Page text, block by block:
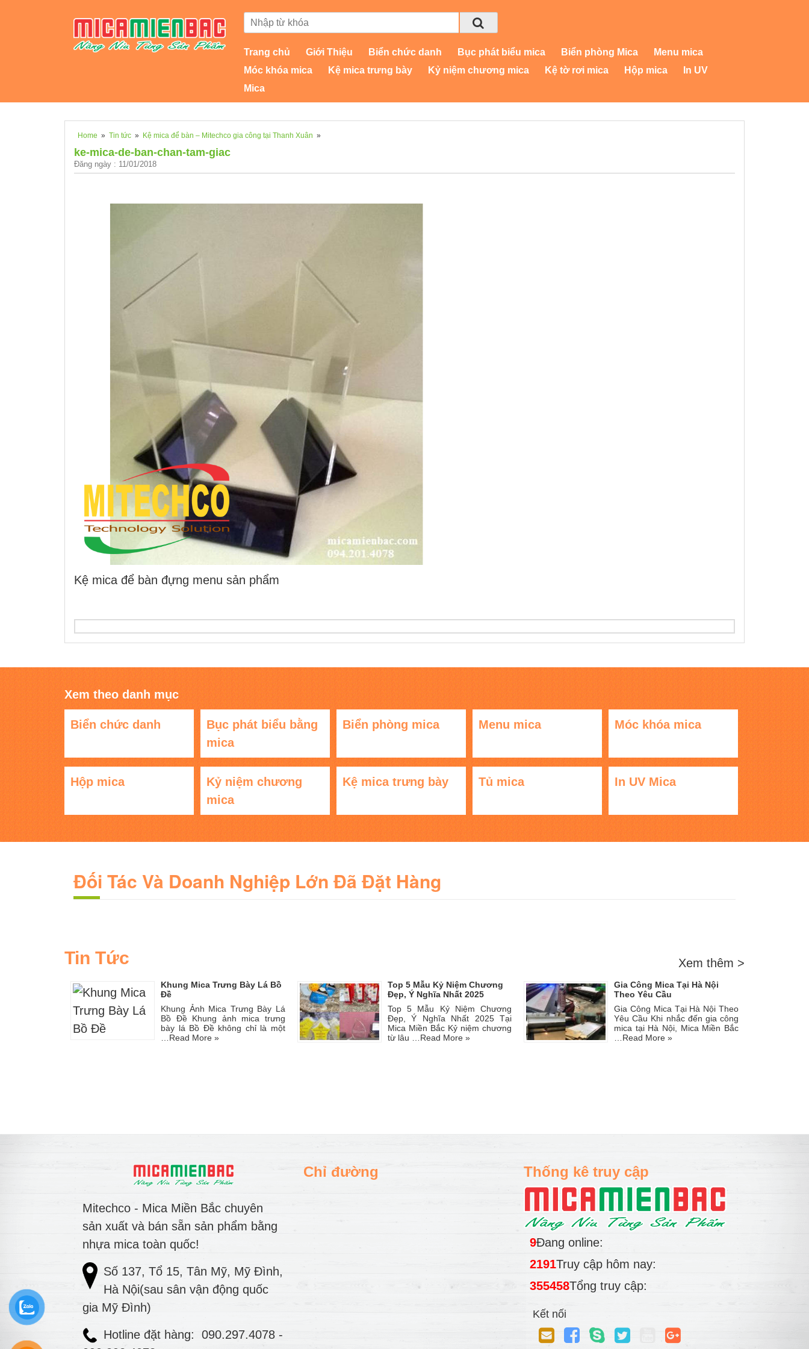
Trang chủ Giới Thiệu Biển chức danh Bục phát biểu mica Biển phòng Mica
Menu mica
Móc khóa mica
Kệ mica trưng bày Kỷ niệm chương mica Kệ tờ rơi mica Hộp mica
In UV
Mica
Home » Tin tức » Kệ mica để bàn – Mitechco gia công tại Thanh Xuân »
ke-mica-de-ban-chan-tam-giac
Đăng ngày : 11/01/2018
Kệ mica để bàn đựng menu sản phẩm
Xem theo danh mục
Biển chức danh
Bục phát biểu bằng
mica
Biển phòng mica Menu mica Móc khóa mica
Hộp mica
Kỷ niệm chương
mica
Kệ mica trưng bày Tủ mica In UV Mica
Đối Tác Và Doanh Nghiệp Lớn Đã Đặt Hàng
Tin Tức Xem thêm >
Khung Mica Trưng Bày Lá Bồ
Đề
Khung Ảnh Mica Trưng Bày Lá
Bồ Đề Khung ảnh mica trưng
bày lá Bồ Đề không chỉ là một
Read More »
Top 5 Mẫu Kỷ Niệm Chương
Đẹp, Ý Nghĩa Nhất 2025
Top 5 Mẫu Kỷ Niệm Chương
Đẹp, Ý Nghĩa Nhất 2025 Tại
Mica Miền Bắc Kỷ niệm chương
từ lâu … Read More »
Gia Công Mica Tại Hà Nội
Theo Yêu Cầu
Gia Công Mica Tại Hà Nội Theo
Yêu Cầu Khi nhắc đến gia công
mica tại Hà Nội, Mica Miền Bắc
Read More »
Mitechco - Mica Miền Bắc chuyên
sản xuất và bán sẵn sản phẩm bằng
nhựa mica toàn quốc!
Số 137, Tổ 15, Tân Mỹ, Mỹ Đình,
Hà Nội(sau sân vận động quốc
gia Mỹ Đình)
Hotline đặt hàng: 090.297.4078 -
Chỉ đường Thống kê truy cập
9Đang online:
2191Truy cập hôm nay:
355458Tổng truy cập:
Kết nối